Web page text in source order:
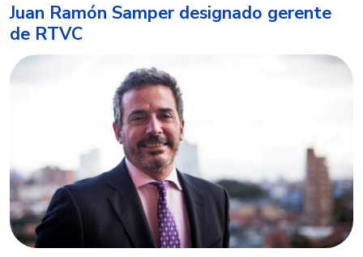
Juan Ramón Samper designado gerente
de RTVC